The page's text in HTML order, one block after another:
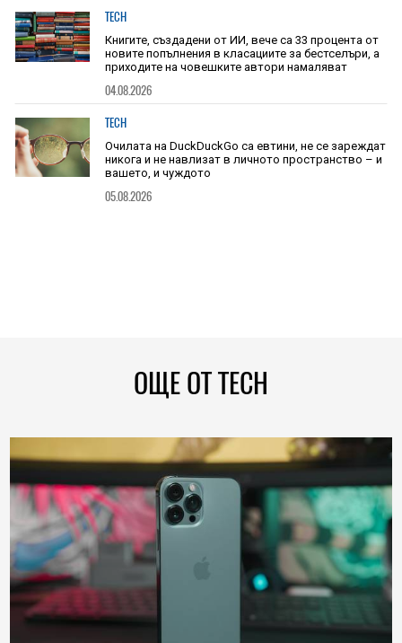
TECH
Книгите, създадени от ИИ, вече са 33 процента от
новите попълнения в класациите за бестселъри, а
приходите на човешките автори намаляват
04.08.2026
TECH
Очилата на DuckDuckGo са евтини, не се зареждат
никога и не навлизат в личното пространство – и
вашето, и чуждото
05.08.2026
ОЩЕ ОТ TECH